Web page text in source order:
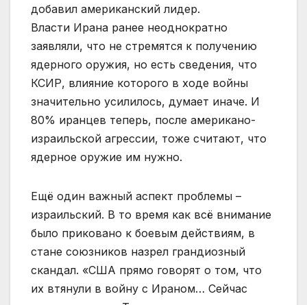
добавил американский лидер.
Власти Ирана ранее неоднократно
заявляли, что не стремятся к получению
ядерного оружия, но есть сведения, что
КСИР, влияние которого в ходе войны
значительно усилилось, думает иначе. И
80% иранцев теперь, после американо-
израильской агрессии, тоже считают, что
ядерное оружие им нужно.
Ещё один важный аспект проблемы –
израильский. В то время как всё внимание
было приковано к боевым действиям, в
стане союзников назрел грандиозный
скандал. «США прямо говорят о том, что
их втянули в войну с Ираном… Сейчас